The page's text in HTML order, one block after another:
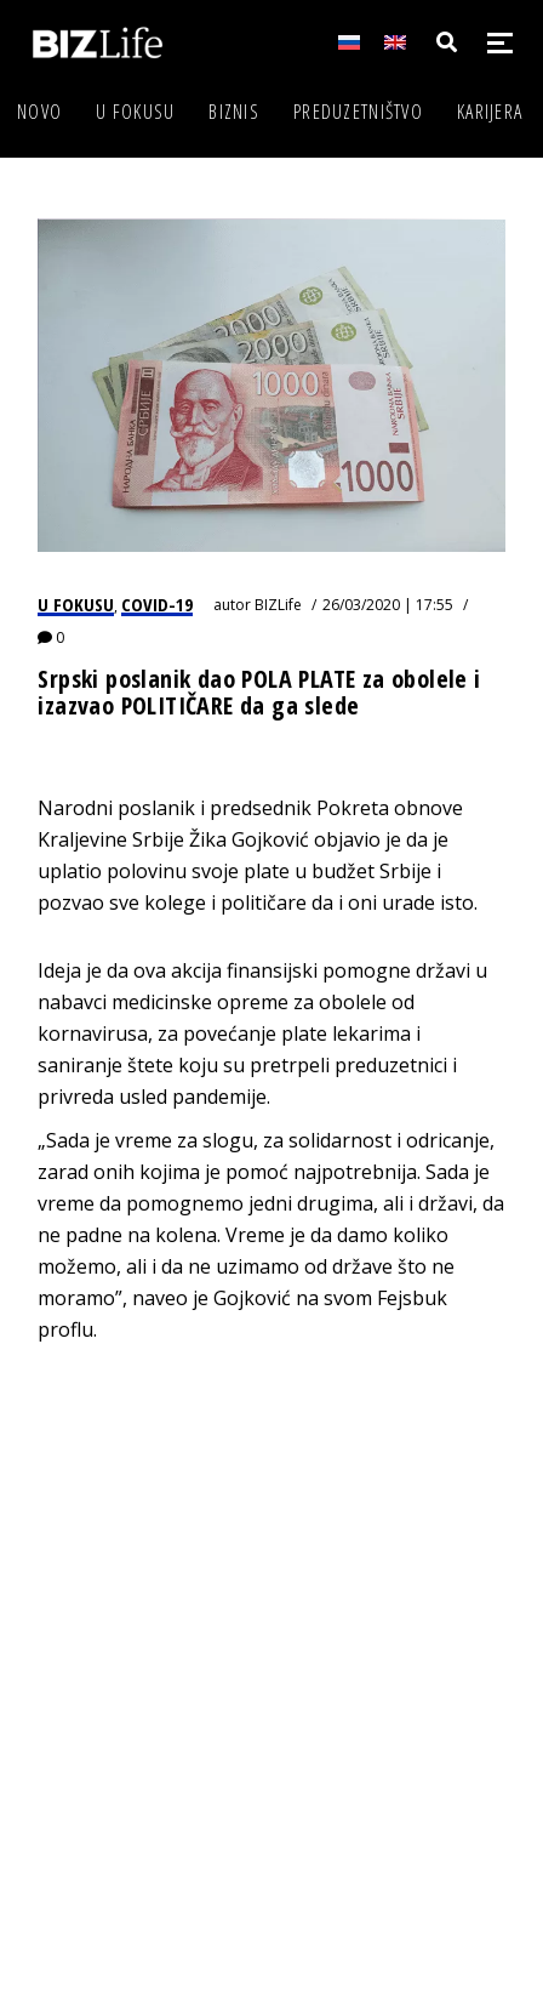
NOVO U FOKUSU BIZNIS PREDUZETNIŠTVO KARIJERA
U FOKUSU, COVID-19 autorBIZLife
26/03/2020 | 17:55
0
Srpski poslanik dao POLA PLATE za obolele i
izazvao POLITIČARE da ga slede
Narodni poslanik i predsednik Pokreta obnove
Kraljevine Srbije Žika Gojković objavio je da je
uplatio polovinu svoje plate u budžet Srbije i
pozvao sve kolege i političare da i oni urade isto.
Ideja je da ova akcija finansijski pomogne državi u
nabavci medicinske opreme za obolele od
kornavirusa, za povećanje plate lekarima i
saniranje štete koju su pretrpeli preduzetnici i
privreda usled pandemije.
„Sada je vreme za slogu, za solidarnost i odricanje,
zarad onih kojima je pomoć najpotrebnija. Sada je
vreme da pomognemo jedni drugima, ali i državi, da
ne padne na kolena. Vreme je da damo koliko
možemo, ali i da ne uzimamo od države što ne
moramo”, naveo je Gojković na svom Fejsbuk
proflu.